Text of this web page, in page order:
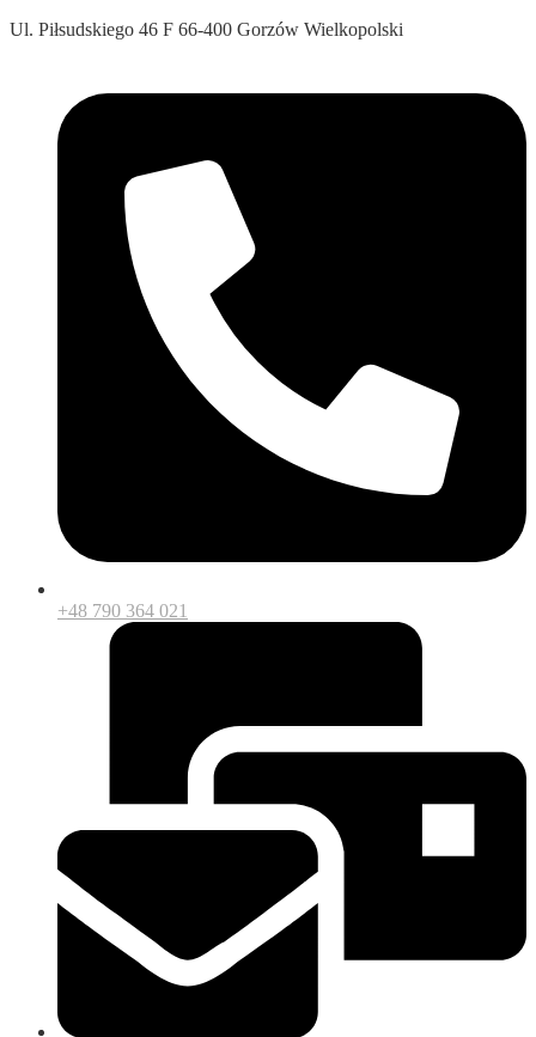
Ul. Piłsudskiego 46 F 66-400 Gorzów Wielkopolski
+48 790 364 021